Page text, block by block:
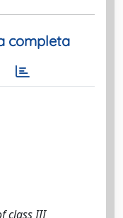
completa
class III